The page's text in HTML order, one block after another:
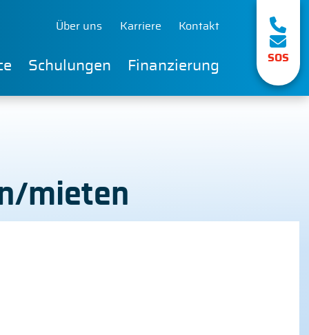
Über uns Karriere Kontakt
Schulungen Finanzierung
SOS
mieten